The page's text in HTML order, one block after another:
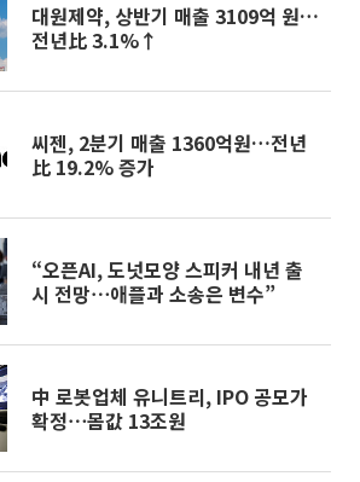
대원제약, 상반기 매출 3109억 원…
전년比 3.1%↑
씨젠, 2분기 매출 1360억원…전년
比 19.2% 증가
“오픈AI, 도넛모양 스피커 내년 출
시 전망⋯애플과 소송은 변수”
中 로봇업체 유니트리, IPO 공모가
확정⋯몸값 13조원